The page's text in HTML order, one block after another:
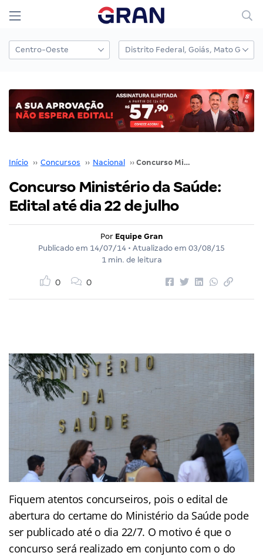
Início ›› Concursos ›› Nacional ›› Concurso Ministério da Saúde: Edital até dia 22 de julho
Concurso Ministério da Saúde:
Edital até dia 22 de julho
Por Equipe Gran
Publicado em 14/07/14 • Atualizado em 03/08/15
1 min. de leitura
0 0
Fiquem atentos concurseiros, pois o edital de
abertura do certame do Ministério da Saúde pode
ser publicado até o dia 22/7. O motivo é que o
concurso será realizado em conjunto com o do